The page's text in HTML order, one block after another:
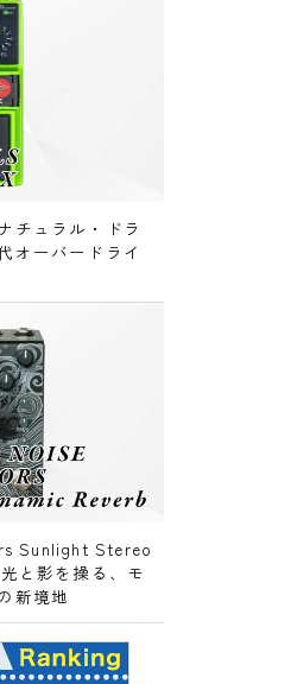
チュラル・ドラ
オーバードライ
Sunlight Stereo
と影を操る、モ
新境地